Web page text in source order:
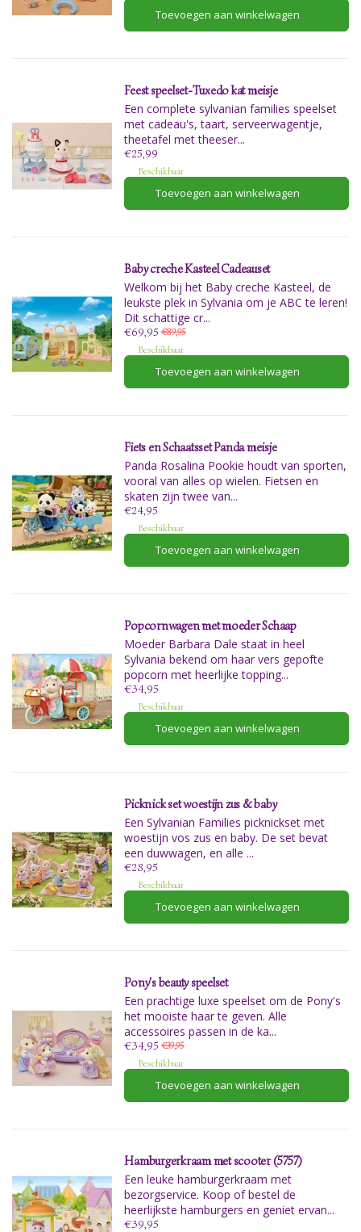
Toevoegen aan winkelwagen
Feest speelset-Tuxedo kat meisje
Een complete sylvanian families speelset
met cadeau's, taart, serveerwagentje,
theetafel met theeser...
€25,99
Beschikbaar
Toevoegen aan winkelwagen
Baby creche Kasteel Cadeauset
Welkom bij het Baby creche Kasteel, de
leukste plek in Sylvania om je ABC te leren!
Dit schattige cr...
€69,95 €89,95
Beschikbaar
Toevoegen aan winkelwagen
Fiets en Schaatsset Panda meisje
Panda Rosalina Pookie houdt van sporten,
vooral van alles op wielen. Fietsen en
skaten zijn twee van...
€24,95
Beschikbaar
Toevoegen aan winkelwagen
Popcornwagen met moeder Schaap
Moeder Barbara Dale staat in heel
Sylvania bekend om haar vers gepofte
popcorn met heerlijke topping...
€34,95
Beschikbaar
Toevoegen aan winkelwagen
Picknick set woestijn zus & baby
Een Sylvanian Families picknickset met
woestijn vos zus en baby. De set bevat
een duwwagen, en alle ...
€28,95
Beschikbaar
Toevoegen aan winkelwagen
Pony's beauty speelset
Een prachtige luxe speelset om de Pony's
het mooiste haar te geven. Alle
accessoires passen in de ka...
€34,95 €39,95
Beschikbaar
Toevoegen aan winkelwagen
Hamburgerkraam met scooter (5757)
Een leuke hamburgerkraam met
bezorgservice. Koop of bestel de
heerlijkste hamburgers en geniet ervan...
€39,95